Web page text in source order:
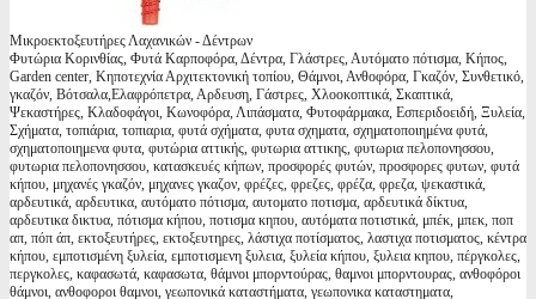
Μικροεκτοξευτήρες Λαχανικών - Δέντρων
Φυτώρια Κορινθίας, Φυτά Καρποφόρα, Δέντρα, Γλάστρες, Αυτόματο πότισμα, Κήπος,
Garden center, Κηποτεχνία Αρχιτεκτονική τοπίου, Θάμνοι, Ανθοφόρα, Γκαζόν, Συνθετικό,
γκαζόν, Βότσαλα,Ελαφρόπετρα, Αρδευση, Γάστρες, Χλοοκοπτικά, Σκαπτικά,
Ψεκαστήρες, Κλαδοφάγοι, Κωνοφόρα, Λιπάσματα, Φυτοφάρμακα, Εσπεριδοειδή, Ξυλεία,
Σχήματα, τοπιάρια, τοπιαρια, φυτά σχήματα, φυτα σχηματα, σχηματοποιημένα φυτά,
σχηματοποιημενα φυτα, φυτώρια αττικής, φυτωρια αττικης, φυτωρια πελοπονησσου,
φυτωρια πελοπονησσου, κατασκευές κήπων, προσφορές φυτών, προσφορες φυτων, φυτά
κήπου, μηχανές γκαζόν, μηχανες γκαζον, φρέζες, φρεζες, φρέζα, φρεζα, ψεκαστικά,
αρδευτικά, αρδευτικα, αυτόματο πότισμα, αυτοματο ποτισμα, αρδευτικά δίκτυα,
αρδευτικα δικτυα, πότισμα κήπου, ποτισμα κηπου, αυτόματα ποτιστικά, μπέκ, μπεκ, ποπ
απ, πόπ άπ, εκτοξευτήρες, εκτοξευτηρες, λάστιχα ποτίσματος, λαστιχα ποτισματος, κέντρα
κήπου, εμποτισμένη ξυλεία, εμποτισμενη ξυλεια, ξυλεία κήπου, ξυλεια κηπου, πέργκολες,
περγκολες, καφασωτά, καφασωτα, θάμνοι μπορντούρας, θαμνοι μπορντουρας, ανθοφόροι
θάμνοι, ανθοφοροι θαμνοι, γεωπονικά καταστήματα, γεωπονικα καταστηματα,